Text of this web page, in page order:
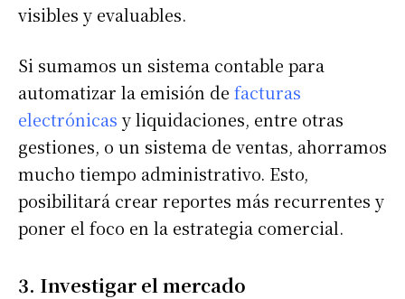
visibles y evaluables.
Si sumamos un sistema contable para
automatizar la emisión de facturas
electrónicas y liquidaciones, entre otras
gestiones, o un sistema de ventas, ahorramos
mucho tiempo administrativo. Esto,
posibilitará crear reportes más recurrentes y
poner el foco en la estrategia comercial.
3. Investigar el mercado